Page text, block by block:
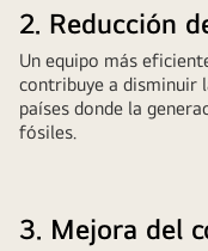
2. Reducción
Un equipo más
contribuye a disminuir
países donde la
fósiles.
3. Mejora del